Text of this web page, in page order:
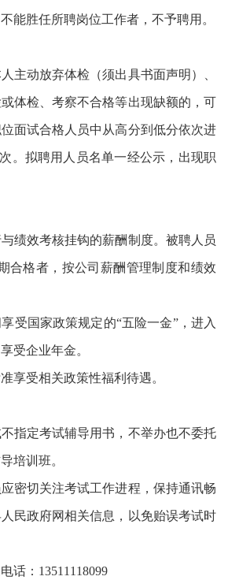
能胜任所聘岗位工作者，不予聘用。
动放弃体检（须出具书面声明）、
体检、考察不合格等出现缺额的，可
面试合格人员中从高分到低分依次进
。拟聘用人员名单一经公示，出现职
效考核挂钩的薪酬制度。被聘人员
合格者，按公司薪酬管理制度和绩效
国家政策规定的“五险一金”，进入
受企业年金。
受相关政策性福利待遇。
定考试辅导用书，不举办也不委托
培训班。
切关注考试工作进程，保持通讯畅
民政府网相关信息，以免贻误考试时
：13511118099